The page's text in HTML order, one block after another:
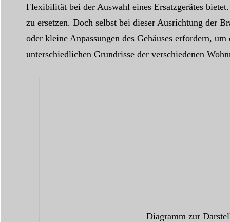
Flexibilität bei der Auswahl eines Ersatzgerätes
zu ersetzen. Doch selbst bei dieser Ausrichtung der
oder kleine Anpassungen des Gehäuses erfordern,
unterschiedlichen Grundrisse der verschiedenen
Diagramm zur